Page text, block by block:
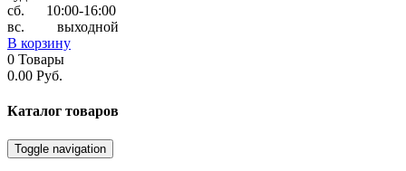
cб. 10:00-16:00
вс. выходной
В корзину
0 Товары
0.00 Руб.
Каталог товаров
Toggle navigation